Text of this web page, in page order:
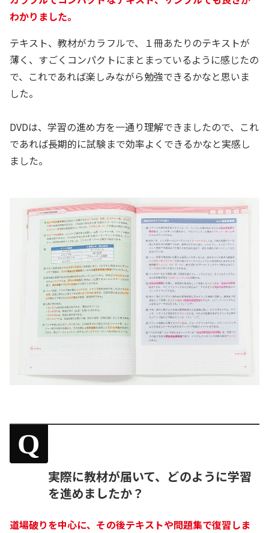
わかりました。
テキスト、教材がカラフルで、１冊あたりのテキストが
薄く、すごくコンパクトにまとまっているように感じたの
で、これであれば楽しみながら勉強できるかなと思いま
した。
DVDは、学習の進め方を一通り理解できましたので、これ
であれば長期的に試験まで効率よくできるかなと実感し
ました。
Q
実際に教材が届いて、どのように学習
を進めましたか？
道場破りを中心に、その後テキストや問題集で復習しま